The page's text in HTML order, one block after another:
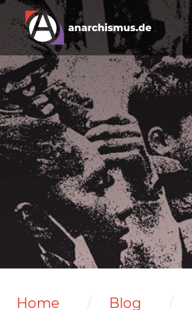
Home Blog